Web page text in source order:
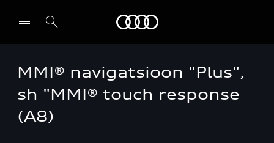
Leia partner
MMI® navigatsioon "Plus",
sh "MMI® touch response
(A8)